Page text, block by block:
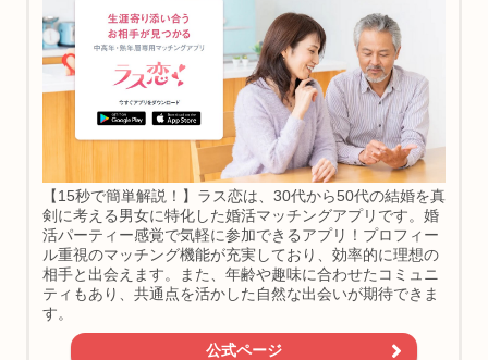
【15秒で簡単解説！】ラス恋は、30代から50代の結婚を真
剣に考える男女に特化した婚活マッチングアプリです。婚
活パーティー感覚で気軽に参加できるアプリ！プロフィー
ル重視のマッチング機能が充実しており、効率的に理想の
相手と出会えます。また、年齢や趣味に合わせたコミュニ
ティもあり、共通点を活かした自然な出会いが期待できま
す。
公式ページ